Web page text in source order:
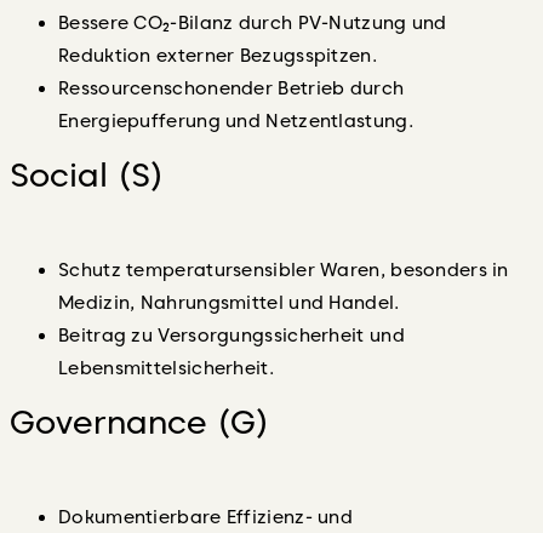
Bessere CO₂-Bilanz durch PV-Nutzung und
Reduktion externer Bezugsspitzen.
Ressourcenschonender Betrieb durch
Energiepufferung und Netzentlastung.
Social (S)
Schutz temperatursensibler Waren, besonders in
Medizin, Nahrungsmittel und Handel.
Beitrag zu Versorgungssicherheit und
Lebensmittelsicherheit.
Governance (G)
Dokumentierbare Effizienz- und